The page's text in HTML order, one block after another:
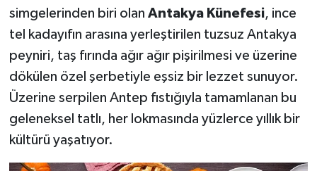
simgelerinden biri olan Antakya Künefesi, ince
tel kadayıfın arasına yerleştirilen tuzsuz Antakya
peyniri, taş fırında ağır ağır pişirilmesi ve üzerine
dökülen özel şerbetiyle eşsiz bir lezzet sunuyor.
Üzerine serpilen Antep fıstığıyla tamamlanan bu
geleneksel tatlı, her lokmasında yüzlerce yıllık bir
kültürü yaşatıyor.